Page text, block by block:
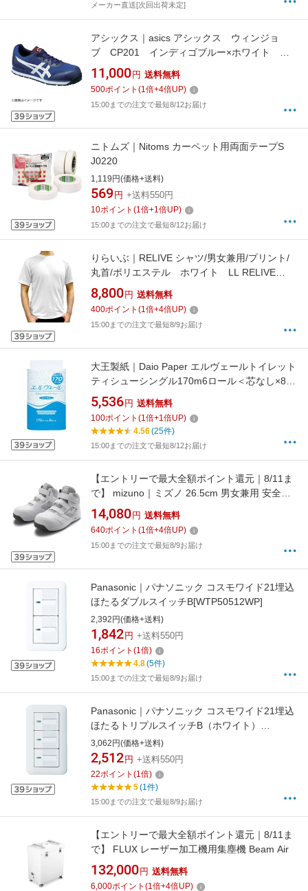
メーカー直送[次回出荷未定]
アシックス｜asics アシックス ウィンジョ
ブ CP201 インディゴブルー×ホワイト
26．0cm
11,000 円 送料無料
500ポイント (1倍+4倍UP)
15:00までの注文で最短8/12お届け
ニトムズ｜Nitoms カーペット用両面テープS
J0220
1,119円(価格+送料)
569 円 +送料550円
10ポイント (1倍+1倍UP)
15:00までの注文で最短8/12お届け
りらいぶ｜RELIVE シャツ/男女兼用/プリント/
丸首/ポリエステル ホワイト LL RELIVE
TPC-001-WHT-LL [ユニセックス /2Lサイズ]
8,800 円 送料無料
400ポイント (1倍+4倍UP)
15:00までの注文で最短8/9お届け
大王製紙｜Daio Paper エルヴェールトイレット
ティシューシングル170m6ロール＜芯なし×8パ
ック ケース販売＞[723282]
5,536 円 送料無料
100ポイント (1倍+1倍UP)
4.56(25件)
15:00までの注文で最短8/12お届け
【エントリーで最大全額ポイント還元｜8/11ま
で】 mizuno｜ミズノ 26.5cm 男女兼用 安全靴
オールマイティLSII21M 靴幅：3E相当(ホワイ
ト×シルバー) F1GA2200【JSAA・普通作業用
(A種)認定品 耐滑 プロテクティブスニーカー】
14,080 円 送料無料
640ポイント (1倍+4倍UP)
15:00までの注文で最短8/9お届け
Panasonic｜パナソニック コスモワイド21埋込
ほたるダブルスイッチB[WTP50512WP]
2,392円(価格+送料)
1,842 円 +送料550円
16ポイント (1倍)
4.8(5件)
15:00までの注文で最短8/9お届け
Panasonic｜パナソニック コスモワイド21埋込
ほたるトリプルスイッチB（ホワイト）
WTP50513WP[WTP50513WP]
3,062円(価格+送料)
2,512 円 +送料550円
22ポイント (1倍)
5(1件)
15:00までの注文で最短8/9お届け
【エントリーで最大全額ポイント還元｜8/11ま
で】 FLUX レーザー加工機用集塵機 Beam Air
132,000 円 送料無料
6,000ポイント (1倍+4倍UP)